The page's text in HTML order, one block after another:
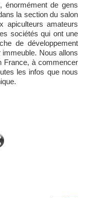
énormément de gens
la section du salon
apiculteurs amateurs
sociétés qui ont une
de développement
immeuble. Nous allons
France, à commencer
les infos que nous